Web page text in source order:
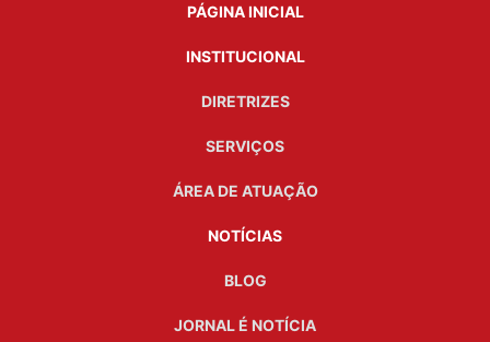
PÁGINA INICIAL
INSTITUCIONAL
DIRETRIZES
SERVIÇOS
ÁREA DE ATUAÇÃO
NOTÍCIAS
BLOG
JORNAL É NOTÍCIA